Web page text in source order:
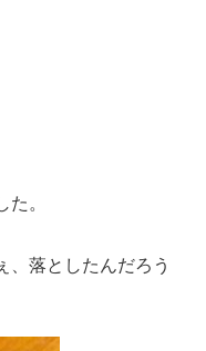
。
、落としたんだろう